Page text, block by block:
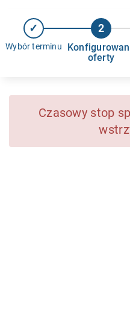
Wybór terminu
oferty
Czasowy stop